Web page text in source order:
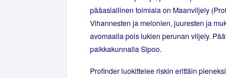
pääasiallinen toimiala on Maanviljely
Vihannesten ja melonien, juuresten ja
avomaalla pois lukien perunan viljely.
paikkakunnalla Sipoo.
Profinder luokittelee riskin erittäin